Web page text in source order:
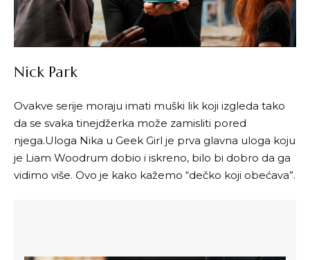
Nick Park
Ovakve serije moraju imati muški lik koji izgleda tako
da se svaka tinejdžerka može zamisliti pored
njega.Uloga Nika u Geek Girl je prva glavna uloga koju
je Liam Woodrum dobio i iskreno, bilo bi dobro da ga
vidimo više. Ovo je kako kažemo “dečko koji obećava”.